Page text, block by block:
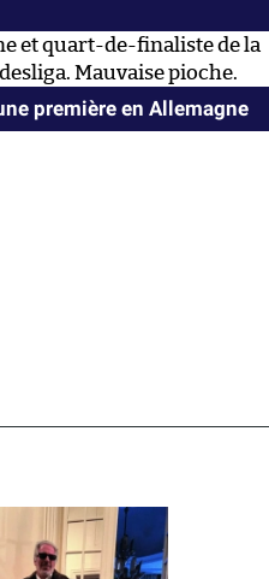
et quart-de-finaliste de la
Mauvaise pioche.
première en Allemagne